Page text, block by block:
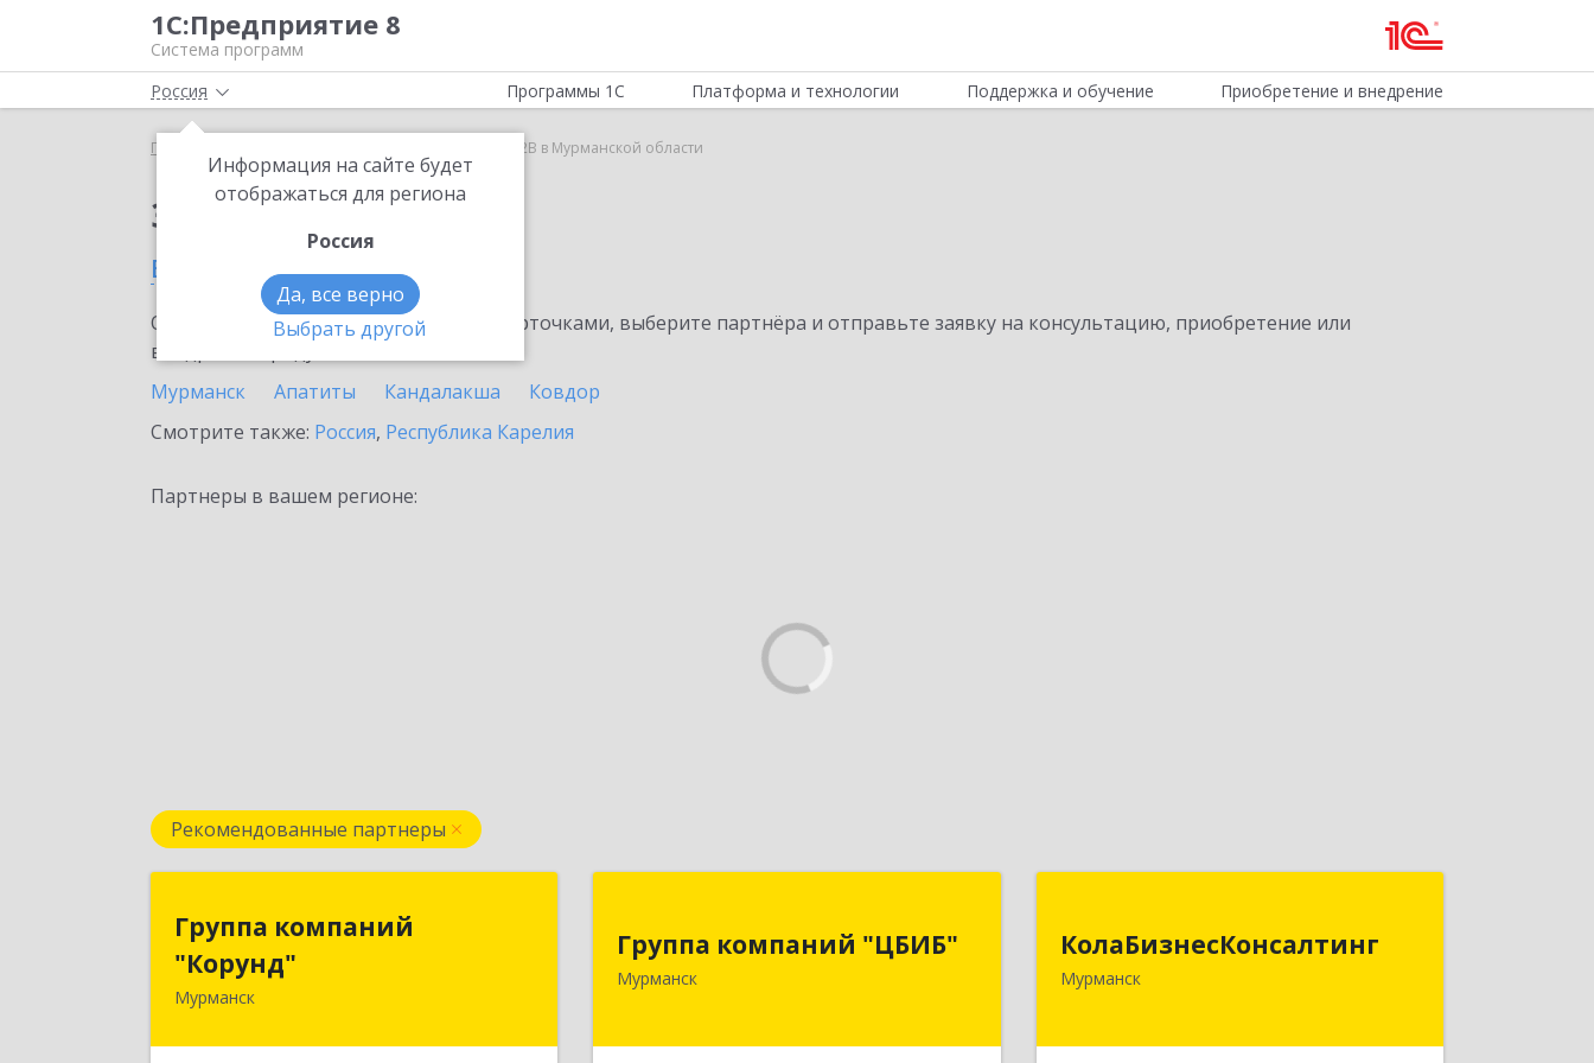
1С:Предприятие 8
Система программ
Россия
Информация на сайте будет
отображаться для региона
Россия
Да, все верно
Выбрать другой
Программы 1С Платформа и технологии Поддержка и обучение Приобретение и внедрение
Главная 1С:СБП C2B в Мурманской области
Заказать 1С:СБП C2B
в Мурманской области
Ознакомьтесь с информационными карточками, выберите партнёра и отправьте заявку на консультацию, приобретение или
внедрение продукта.
Мурманск
Апатиты Кандалакша
Ковдор
Смотрите также: Россия, Республика Карелия
Партнеры в вашем регионе:
Рекомендованные партнеры
Группа компаний
"Корунд"
Мурманск
Группа компаний
183025, Мурманская обл, Мурманск г,
Группа компаний "ЦБИБ"
Мурманск
183010, Мурманская обл, Мурманск г,
Подробнее
КолаБизнесКонсалтинг
Мурманск
Подробнее